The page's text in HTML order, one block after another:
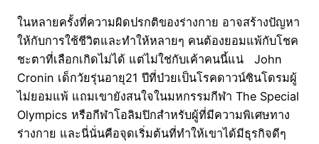
ในหลายครั้งที่ความผิดปรกติของร่างกาย อาจสร้างปัญหา
ให้กับการใช้ชีวิตและทำให้หลายๆ คนต้องยอมแพ้กับโชค
ชะตาที่เลือกเกิดไม่ได้ แต่ไม่ใช่กับเค้าคนนี้แน่ John
Cronin เด็กวัยรุ่นอายุ21 ปีที่ป่วยเป็นโรคดาวน์ซินโดรมผู้
ไม่ยอมแพ้ แถมเขายังสนใจในมหกรรมกีฬา The Special
Olympics หรือกีฬาโอลิมปิกสำหรับผู้ที่มีความพิเศษทาง
ร่างกาย และนี่นั่นคือจุดเริ่มต้นที่ทำให้เขาได้มีธุรกิจดีๆ